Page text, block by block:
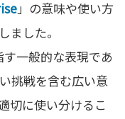
」の意味や使い方
ました。
一般的な表現であ
挑戦を含む広い意
切に使い分けるこ